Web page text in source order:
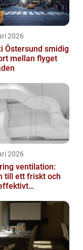
2026
smidig
mellan flyget
2026
ventilation:
till ett friskt och